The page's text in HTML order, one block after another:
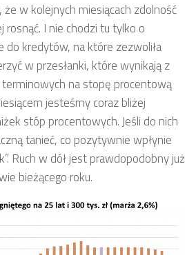
w kolejnych miesiącach zdolność
I nie chodzi tu tylko o
do kredytów, na które zezwoliła
w przesłanki, które wynikają z
na stopę procentową
jesteśmy coraz bliżej
stóp procentowych. Jeśli do nich
tanieć, co pozytywnie wpłynie
Ruch w dół jest prawdopodobny już
bieżącego roku.